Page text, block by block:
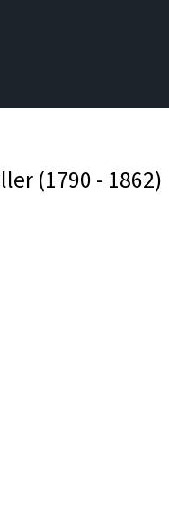
(1790 - 1862)